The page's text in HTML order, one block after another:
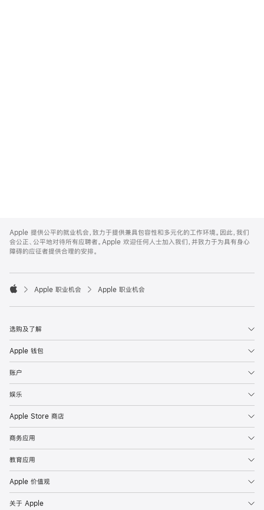
Footer
Apple 提供公平的就业机会，致力于提供兼具包容性和多元化的工作环境。因此，我们
会公正、公平地对待所有应聘者。Apple 欢迎任何人士加入我们，并致力于为具有身心
障碍的应征者提供合理的安排。

Apple 职业机会 Apple 职业机会
选购及了解
Apple 钱包
账户
娱乐
Apple Store 商店
商务应用
教育应用
Apple 价值观
关于 Apple